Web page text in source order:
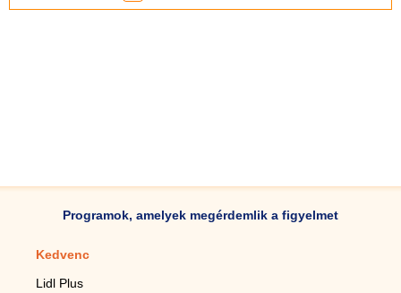
Programok, amelyek megérdemlik a figyelmet
Kedvenc
Lidl Plus